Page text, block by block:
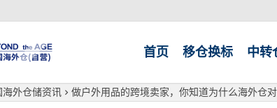
首页 移仓换标 中转
海外仓储资讯 做户外用品的跨境卖家，你知道为什么海外仓对